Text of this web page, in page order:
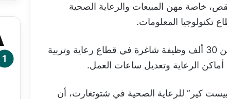
خاصة مهن المبيعات والرعاية الصحية
تكنولوجيا المعلومات.
وفقًا لدراسة معهد الاقتصاد، من المتوقع بقاء أكثر من 30 ألف وظيفة شاغرة في قطاع رعاية وتربية
كير” للرعاية الصحية في شتوتغارت، أن